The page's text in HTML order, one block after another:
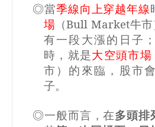
◎當季線向上穿越年線
場 （Bull Market牛
有一段大漲的日子
時，就是大空頭市場
市）的來臨，股市
子。
◎一般而言，在多頭排